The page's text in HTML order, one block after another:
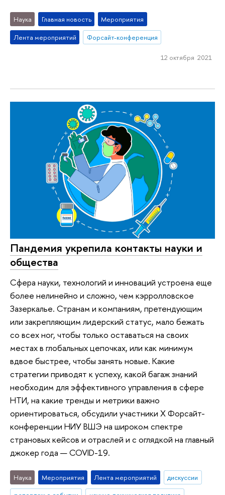
Наука Главная новость
Мероприятия
Лента мероприятий
Форсайт-конференция
12 октября 2021
Пандемия укрепила контакты науки и
общества
Сфера науки, технологий и инноваций устроена еще
более нелинейно и сложно, чем кэрролловское
Зазеркалье. Странам и компаниям, претендующим
или закрепляющим лидерский статус, мало бежать
со всех ног, чтобы только оставаться на своих
местах в глобальных цепочках, или как минимум
вдвое быстрее, чтобы занять новые. Какие
стратегии приводят к успеху, какой багаж знаний
необходим для эффективного управления в сфере
НТИ, на какие тренды и метрики важно
ориентироваться, обсудили участники Х Форсайт-
конференции НИУ ВШЭ на широком спектре
страновых кейсов и отраслей и с оглядкой на главный
джокер года — COVID-19.
Наука Мероприятия Лента мероприятий
дискуссии